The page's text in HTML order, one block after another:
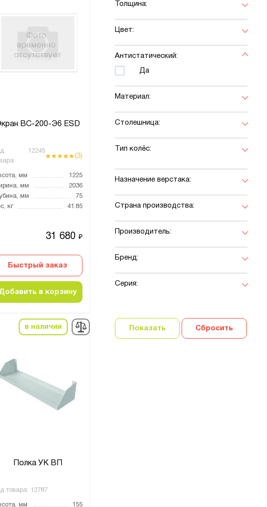
ВС-200-Э6 ESD
12245
(3)
мм
1225
мм
2036
мм
75
кг
41.85
31 680 ₽
Быстрый заказ
в корзину
в наличии
Полка УК ВП
товара: 12787
мм
155
Толщина:
Цвет:
Антистатический:
Да
Материал:
Столешница:
Тип колёс:
Назначение верстака:
Страна производства:
Производитель:
Бренд:
Серия:
Показать Сбросить